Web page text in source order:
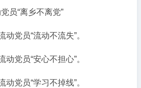
员“离乡不离党”
党员“流动不流失”。
党员“安心不担心”。
党员“学习不掉线”。